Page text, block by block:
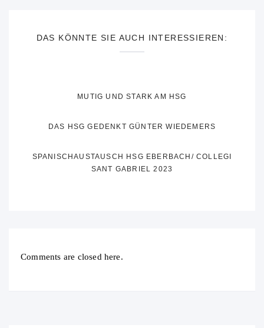
DAS KÖNNTE SIE AUCH INTERESSIEREN:
MUTIG UND STARK AM HSG
DAS HSG GEDENKT GÜNTER WIEDEMERS
SPANISCHAUSTAUSCH HSG EBERBACH/ COLLEGI
SANT GABRIEL 2023
Comments are closed here.